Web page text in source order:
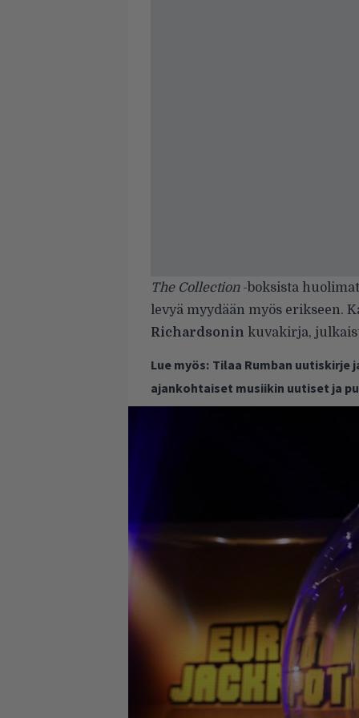
The Collection-boksista
levyä myydään myös erikseen.
Richardsonin kuvakirja,
Lue myös: Tilaa Rumban uutiskirje
ajankohtaiset musiikin uutiset ja